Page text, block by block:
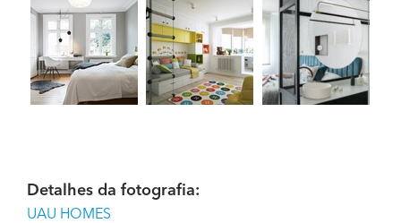
Detalhes da fotografia:
UAU HOMES